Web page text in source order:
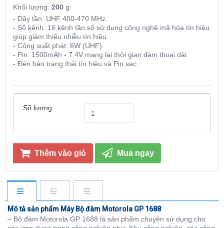
Khối lượng: 200 g
- Dãy tần: UHF 400-470 MHz.
- Số kênh: 16 kênh tần số sử dụng công nghệ mã hóa tín hiệu
giúp giảm thiểu nhiễu tín hiệu.
- Công suất phát: 6W (UHF).
- Pin: 1500mAh - 7.4V mang lại thời gian đàm thoại dài.
- Đèn báo trạng thái tín hiệu và Pin sạc.
Số lượng
Thêm vào giỏ Mua ngay
Mô tả sản phẩm Máy Bộ đàm Motorola GP 1688
– Bộ đàm Motorola GP 1688 là sản phẩm chuyên sử dụng cho